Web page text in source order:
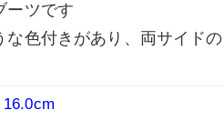
ーツです
な色付きがあり、両サイド
16.0cm